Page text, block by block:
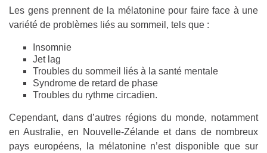
Les gens prennent de la mélatonine pour faire face à une
variété de problèmes liés au sommeil, tels que :
Insomnie
Jet lag
Troubles du sommeil liés à la santé mentale
Syndrome de retard de phase
Troubles du rythme circadien.
Cependant, dans d’autres régions du monde, notamment
en Australie, en Nouvelle-Zélande et dans de nombreux
pays européens, la mélatonine n’est disponible que sur